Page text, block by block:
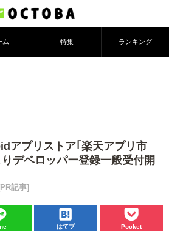
ム 特集 ランキング
アプリストア｢楽天アプリ市
デベロッパー登録一般受付開
記事]
はてブ Pocket